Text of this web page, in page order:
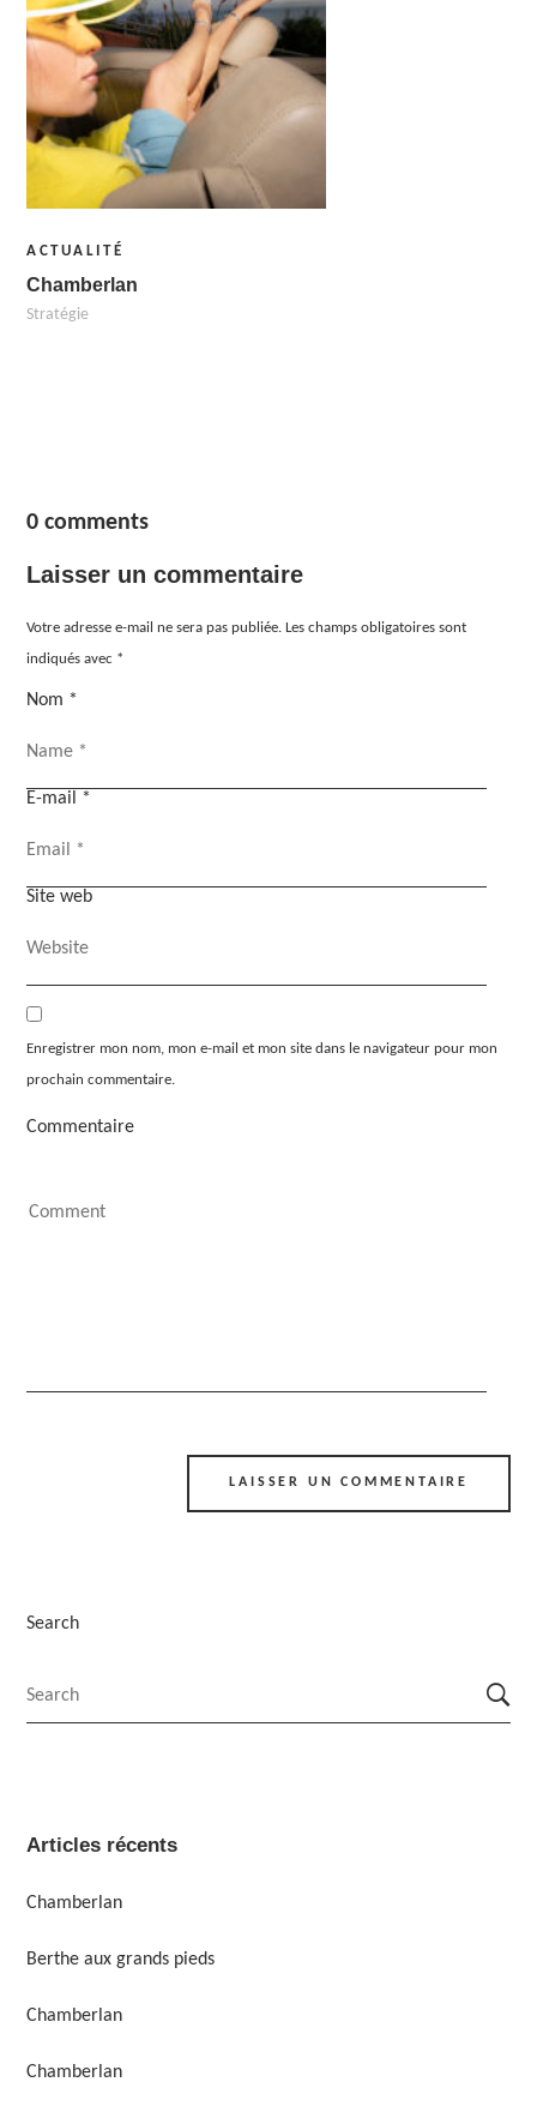
ACTUALITÉ
Chamberlan
Stratégie
0 comments
Laisser un commentaire
Votre adresse e-mail ne sera pas publiée. Les champs obligatoires sont
indiqués avec *
Nom *
E-mail *
Site web
Enregistrer mon nom, mon e-mail et mon site dans le navigateur pour mon
prochain commentaire.
Commentaire
Search
Articles récents
Chamberlan
Berthe aux grands pieds
Chamberlan
Chamberlan